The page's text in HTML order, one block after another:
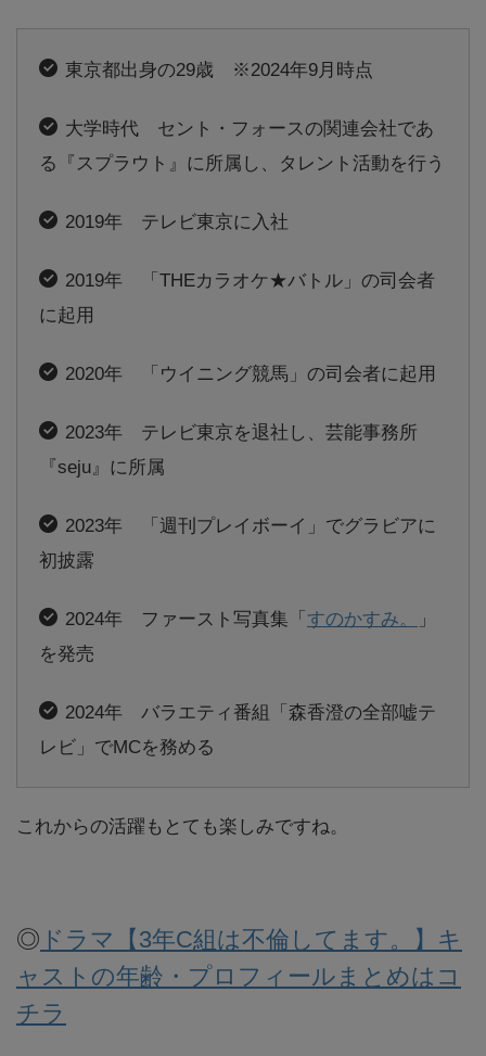
東京都出身の29歳 ※2024年9月時点
大学時代 セント・フォースの関連会社であ
る『スプラウト』に所属し、タレント活動を行う
2019年 テレビ東京に入社
2019年 「THEカラオケ★バトル」の司会者
に起用
2020年 「ウイニング競馬」の司会者に起用
2023年 テレビ東京を退社し、芸能事務所
『seju』に所属
2023年 「週刊プレイボーイ」でグラビアに
初披露
2024年 ファースト写真集「 すのかすみ。
」
を発売
2024年 バラエティ番組「森香澄の全部嘘テ
レビ」でMCを務める
これからの活躍もとても楽しみですね。
◎ ドラマ【3年C組は不倫してます。】キ
ャストの年齢・プロフィールまとめはコ
チラ